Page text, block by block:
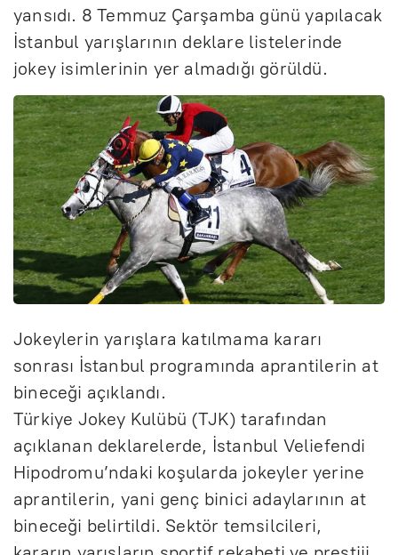
yansıdı. 8 Temmuz Çarşamba günü yapılacak
İstanbul yarışlarının deklare listelerinde
jokey isimlerinin yer almadığı görüldü.
Jokeylerin yarışlara katılmama kararı
sonrası İstanbul programında aprantilerin at
bineceği açıklandı.
Türkiye Jokey Kulübü (TJK) tarafından
açıklanan deklarelerde, İstanbul Veliefendi
Hipodromu’ndaki koşularda jokeyler yerine
aprantilerin, yani genç binici adaylarının at
bineceği belirtildi. Sektör temsilcileri,